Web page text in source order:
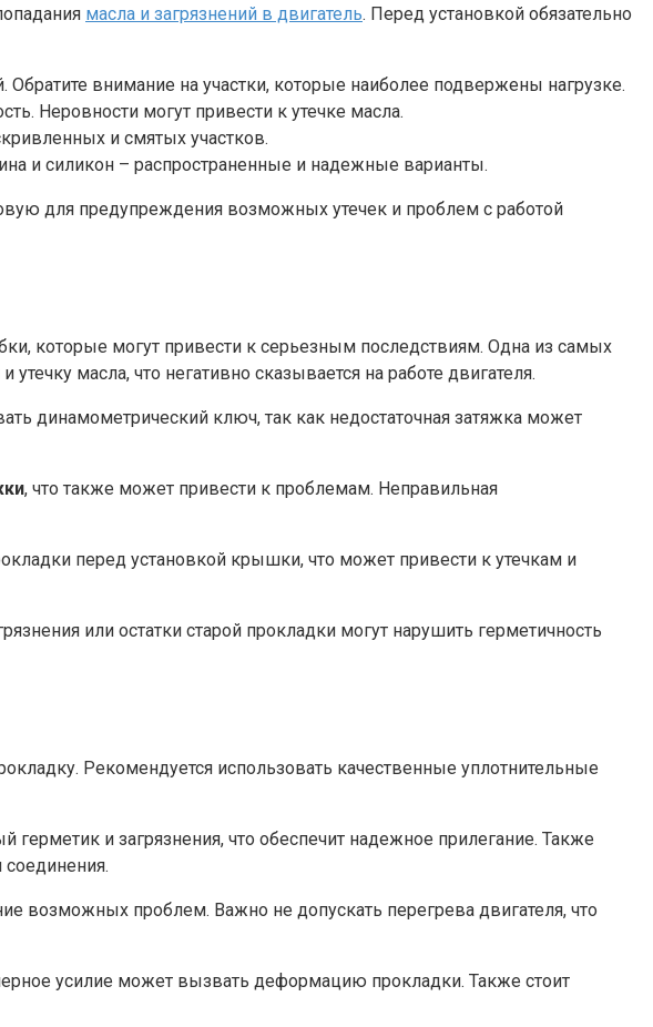
масла и загрязнений в двигатель. Перед установкой обязательно
внимание на участки, которые наиболее подвержены нагрузке.
Неровности могут привести к утечке масла.
и смятых участков.
и силикон – распространенные и надежные варианты.
для предупреждения возможных утечек и проблем с работой
которые могут привести к серьезным последствиям. Одна из самых
масла, что негативно сказывается на работе двигателя.
динамометрический ключ, так как недостаточная затяжка может
, что также может привести к проблемам. Неправильная
перед установкой крышки, что может привести к утечкам и
или остатки старой прокладки могут нарушить герметичность
Рекомендуется использовать качественные уплотнительные
герметик и загрязнения, что обеспечит надежное прилегание. Также
возможных проблем. Важно не допускать перегрева двигателя, что
усилие может вызвать деформацию прокладки. Также стоит